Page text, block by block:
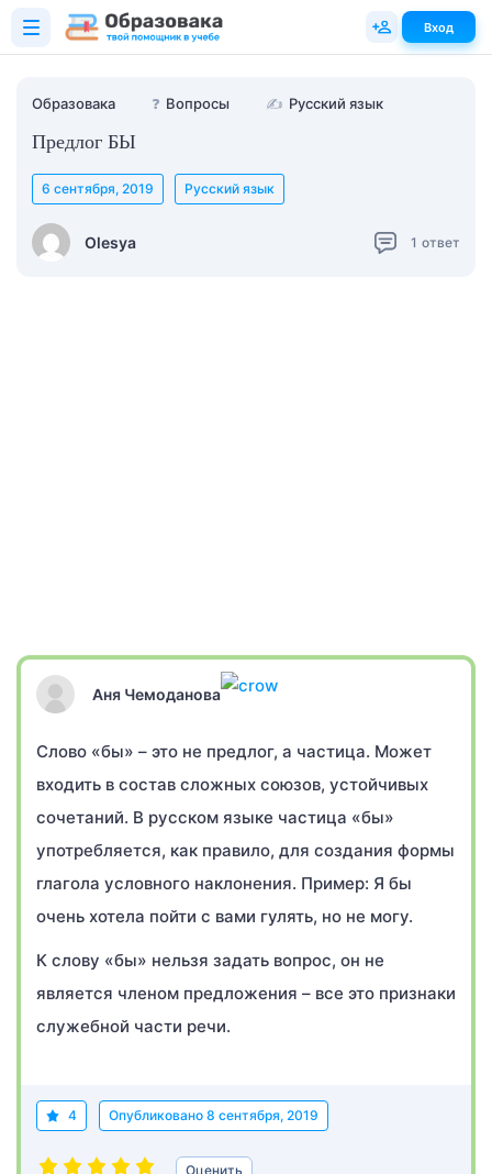
Образовака ❓ Вопросы ✍ Русский язык
Предлог БЫ
Olesya
6 сентября, 2019 Русский язык
1 ответ
Аня Чемоданова
Слово «бы» – это не предлог, а частица. Может
входить в состав сложных союзов, устойчивых
сочетаний. В русском языке частица «бы»
употребляется, как правило, для создания формы
глагола условного наклонения. Пример: Я бы
очень хотела пойти с вами гулять, но не могу.
К слову «бы» нельзя задать вопрос, он не
является членом предложения – все это признаки
служебной части речи.
4 Опубликовано 8 сентября, 2019
Оценить
Вход